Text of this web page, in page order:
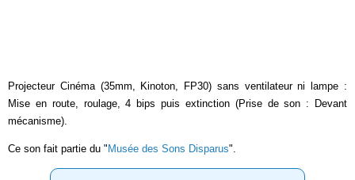
Projecteur Cinéma (35mm, Kinoton, FP30) sans ventilateur ni lampe :
Mise en route, roulage, 4 bips puis extinction (Prise de son : Devant
mécanisme).
Ce son fait partie du " Musée des Sons Disparus".